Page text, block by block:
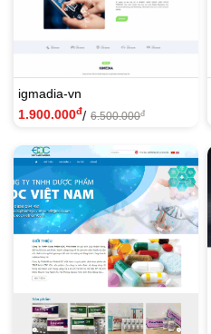
igmadia-vn
1.900.000đ/ 6.500.000đ